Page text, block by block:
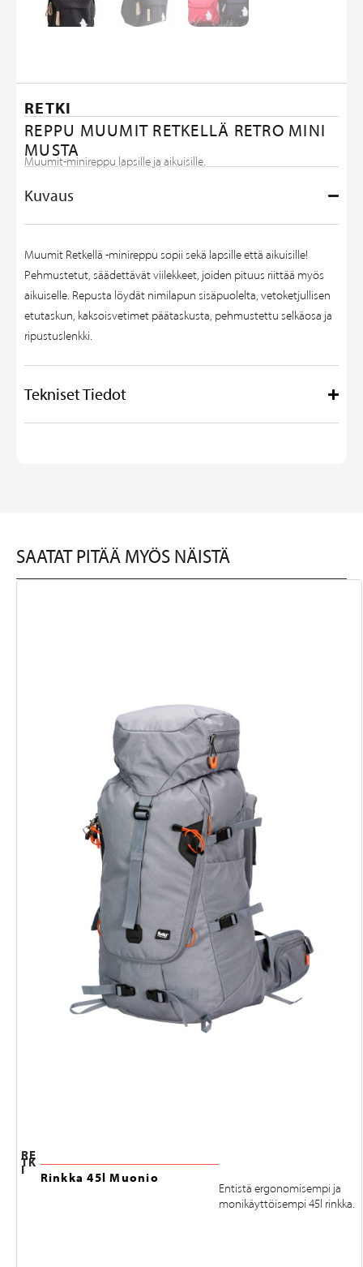
RETKI
REPPU MUUMIT RETKELLÄ RETRO MINI
MUSTA
Muumit-minireppu lapsille ja aikuisille.
Kuvaus
Muumit Retkellä -minireppu sopii sekä lapsille että aikuisille!
Pehmustetut, säädettävät viilekkeet, joiden pituus riittää myös
aikuiselle. Repusta löydät nimilapun sisäpuolelta, vetoketjullisen
etutaskun, kaksoisvetimet päätaskusta, pehmustettu selkäosa ja
ripustuslenkki.
Tekniset Tiedot
SAATAT PITÄÄ MYÖS NÄISTÄ
RE
TK
I
Rinkka 45l Muonio
Entistä ergonomisempi ja
monikäyttöisempi 45l rinkka.